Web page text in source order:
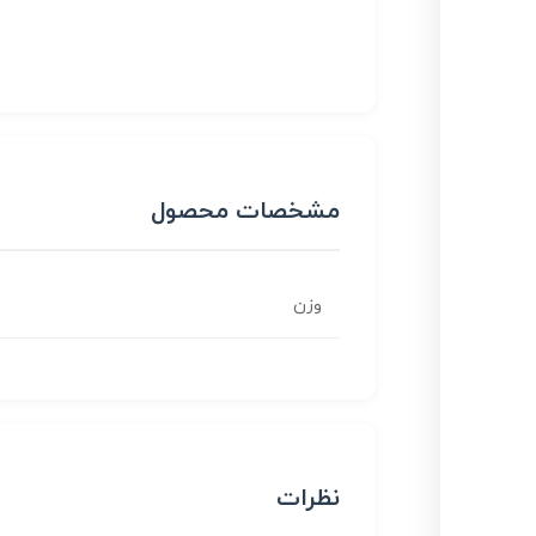
مشخصات محصول
وزن
نظرات